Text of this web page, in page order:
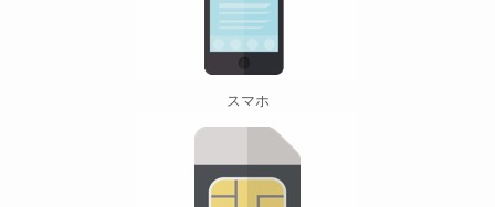
スマホ